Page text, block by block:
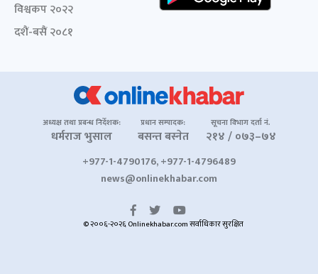
विश्वकप २०२२
दशैं-बसैं २०८१
अध्यक्ष तथा प्रबन्ध निर्देशक:
धर्मराज भुसाल
प्रधान सम्पादक:
बसन्त बस्नेत
सूचना विभाग दर्ता नं.
२१४ / ०७३–७४
+977-1-4790176, +977-1-4796489
news@onlinekhabar.com
© २००६-२०२६ Onlinekhabar.com सर्वाधिकार सुरक्षित